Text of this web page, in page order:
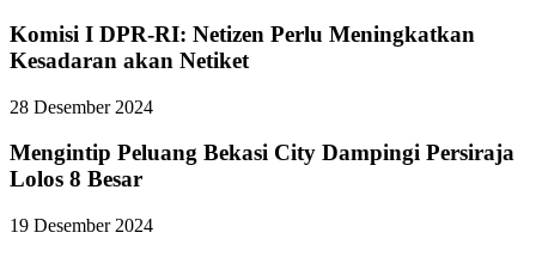
Komisi I DPR-RI: Netizen Perlu Meningkatkan
Kesadaran akan Netiket
28 Desember 2024
Mengintip Peluang Bekasi City Dampingi Persiraja
Lolos 8 Besar
19 Desember 2024